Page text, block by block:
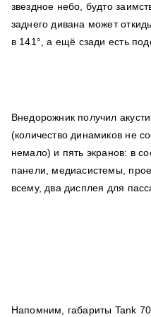
звездное небо, будто
заднего дивана может
в 141°, а ещё сзади есть
Внедорожник получил
(количество динамиков не
немало) и пять экранов: в
панели, медиасистемы,
всему, два дисплея для
Напомним, габариты Tank